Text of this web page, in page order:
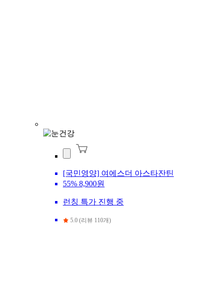
[국민영양] 여에스더 아스타잔틴
55% 8,900원
런칭 특가 진행 중
5.0 (리뷰 110개)